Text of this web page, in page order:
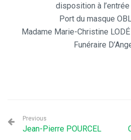
disposition à l’entrée
Port du masque
Madame Marie-Christine
Funéraire
Previous
Jean-Pierre POURCEL